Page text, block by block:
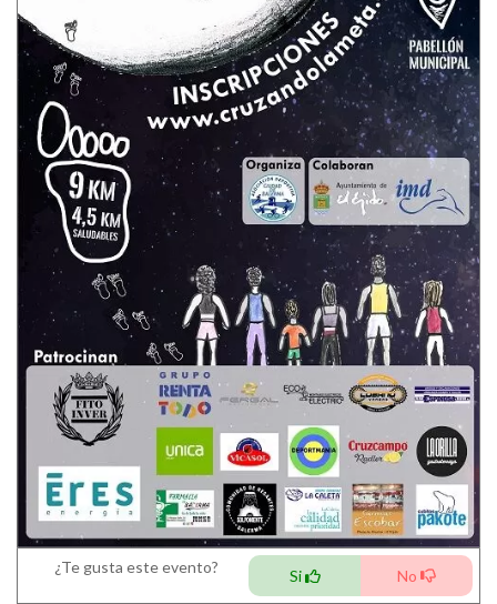
¿Te gusta este evento? Si No